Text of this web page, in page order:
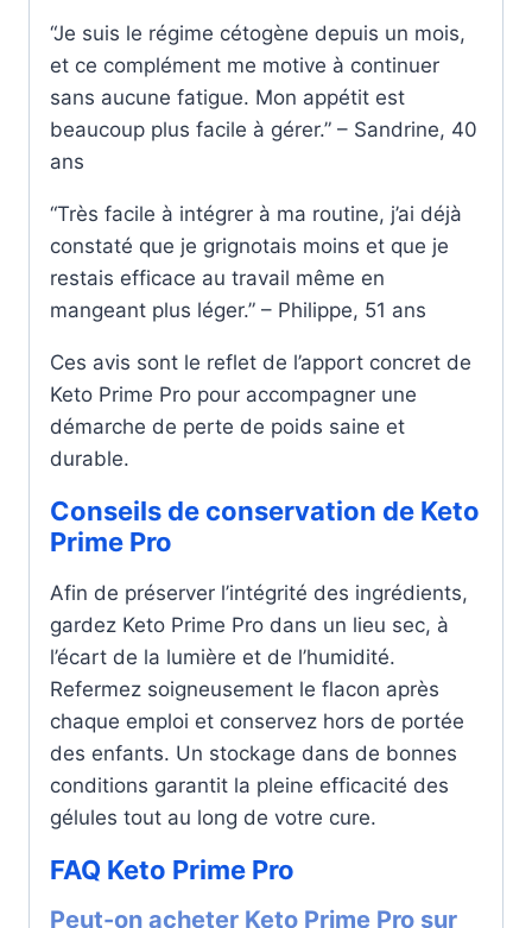
“Je suis le régime cétogène depuis un mois,
et ce complément me motive à continuer
sans aucune fatigue. Mon appétit est
beaucoup plus facile à gérer.” – Sandrine, 40
ans
“Très facile à intégrer à ma routine, j’ai déjà
constaté que je grignotais moins et que je
restais efficace au travail même en
mangeant plus léger.” – Philippe, 51 ans
Ces avis sont le reflet de l’apport concret de
Keto Prime Pro pour accompagner une
démarche de perte de poids saine et
durable.
Conseils de conservation de Keto
Prime Pro
Afin de préserver l’intégrité des ingrédients,
gardez Keto Prime Pro dans un lieu sec, à
l’écart de la lumière et de l’humidité.
Refermez soigneusement le flacon après
chaque emploi et conservez hors de portée
des enfants. Un stockage dans de bonnes
conditions garantit la pleine efficacité des
gélules tout au long de votre cure.
FAQ Keto Prime Pro
Peut-on acheter Keto Prime Pro sur